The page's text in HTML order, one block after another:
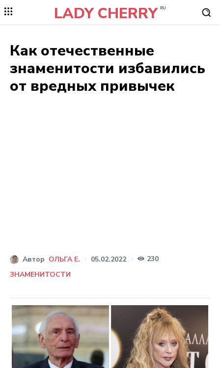
LADY CHERRY RU
Как отечественные
знаменитости избавились
от вредных привычек
Автор ОЛЬГА Е. 05.02.2022
230
ЗНАМЕНИТОСТИ